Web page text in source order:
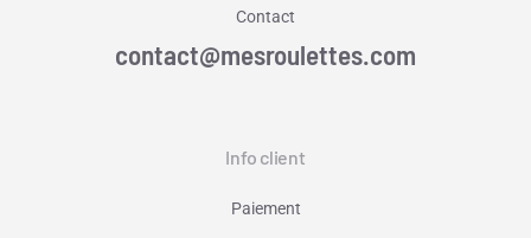
Contact
contact@mesroulettes.com
Info client
Paiement